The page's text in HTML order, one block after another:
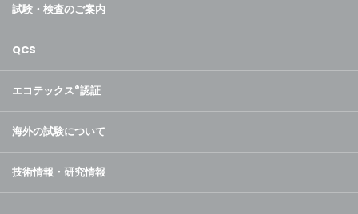
試験・検査のご案内
QCS
エコテックス®認証
海外の試験について
技術情報・研究情報